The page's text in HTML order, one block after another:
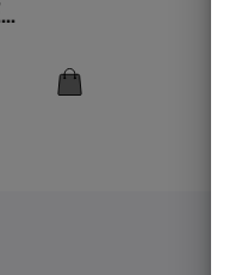
SIM KORT 2G UNI-TEL OPRETTELSE